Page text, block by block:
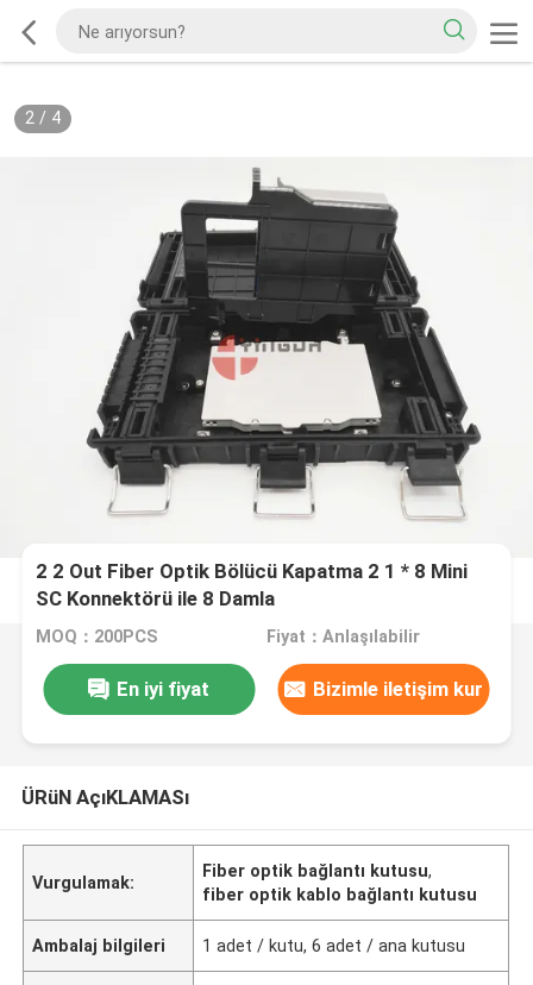
2/ 4
2 2 Out Fiber Optik Bölücü Kapatma 2 1 * 8 Mini
SC Konnektörü ile 8 Damla
MOQ：200PCS Fiyat：Anlaşılabilir
En iyi fiyat Bizimle iletişim kur
ÜRüN AçıKLAMASı
Vurgulamak:
Fiber optik bağlantı kutusu,
fiber optik kablo bağlantı kutusu
Ambalaj bilgileri 1 adet / kutu, 6 adet / ana kutusu